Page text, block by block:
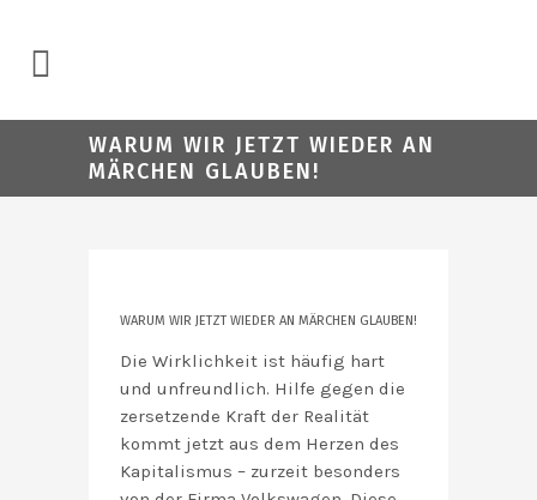
WARUM WIR JETZT WIEDER AN
MÄRCHEN GLAUBEN!
WARUM WIR JETZT WIEDER AN MÄRCHEN GLAUBEN!
Die Wirklichkeit ist häufig hart
und unfreundlich. Hilfe gegen die
zersetzende Kraft der Realität
kommt jetzt aus dem Herzen des
Kapitalismus – zurzeit besonders